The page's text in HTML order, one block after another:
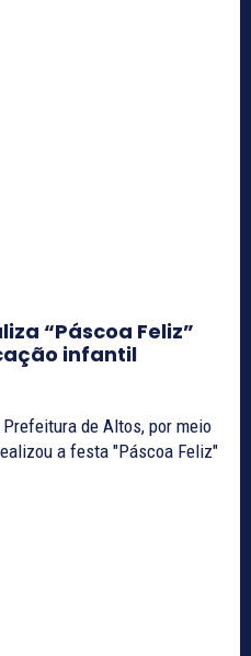
“Páscoa Feliz”
infantil
de Altos, por meio
a festa "Páscoa Feliz"